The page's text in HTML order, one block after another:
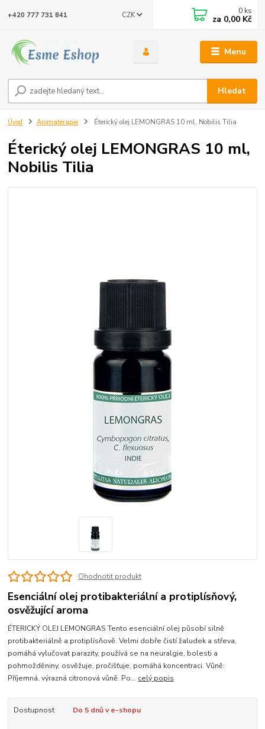
Menu
CZK
Hledat
+420 777 731 841 0 ks
za 0,00 Kč
Úvod Aromaterapie Éterický olej LEMONGRAS 10 ml, Nobilis Tilia
Éterický olej LEMONGRAS 10 ml,
Nobilis Tilia
Ohodnotit produkt
Esenciální olej protibakteriální a protiplísňový,
osvěžující aroma
ÉTERICKÝ OLEJ LEMONGRAS Tento esenciální olej působí silně
protibakteriálně a protiplísňově. Velmi dobře čistí žaludek a střeva,
pomáhá vylučovat parazity, používá se na neuralgie, bolesti a
pohmožděniny, osvěžuje, pročišťuje, pomáhá koncentraci. Vůně:
Příjemná, výrazná citronová vůně. Po... celý popis
Dostupnost Do 5 dnů v e-shopu